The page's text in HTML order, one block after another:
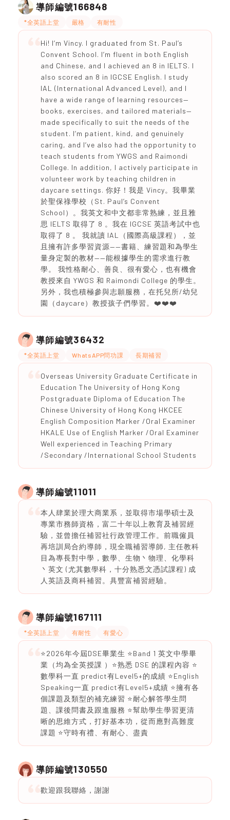
導師編號166848
*全英語上堂 嚴格 有耐性
Hi! I’m Vincy. I graduated from St. Paul’s
Convent School. I’m fluent in both English
and Chinese, and I achieved an 8 in IELTS. I
also scored an 8 in IGCSE English. I study
IAL (International Advanced Level), and I
have a wide range of learning resources—
books, exercises, and tailored materials—
made specifically to suit the needs of the
student. I’m patient, kind, and genuinely
caring, and I’ve also had the opportunity to
teach students from YWGS and Raimondi
College. In addition, I actively participate in
volunteer work by teaching children in
daycare settings. 你好！我是 Vincy。我畢業
於聖保祿學校（St. Paul’s Convent
School）。我英文和中文都非常熟練，並且雅
思 IELTS 取得了 8 。我在 IGCSE 英語考試中也
取得了 8 。 我就讀 IAL（國際高級課程），並
且擁有許多學習資源——書籍、練習題和為學生
量身定製的教材——能根據學生的需求進行教
學。 我性格耐心、善良、很有愛心，也有機會
教授來自 YWGS 和 Raimondi College 的學生。
另外，我也積極參與志願服務，在托兒所/幼兒
園（daycare）教授孩子們學習。❤️❤️❤️
導師編號36432
*全英語上堂 WhatsAPP問功課 長期補習
Overseas University Graduate Certificate in
Education The University of Hong Kong
Postgraduate Diploma of Education The
Chinese University of Hong Kong HKCEE
English Composition Marker /Oral Examiner
HKALE Use of English Marker /Oral Examiner
Well experienced in Teaching Primary
/Secondary /International School Students
導師編號11011
本人肆業於理大商業系，並取得市場學碩士及
專業市務師資格，富二十年以上教育及補習經
驗，並曾擔任補習社行政管理工作。前職僱員
再培訓局合約導師，現全職補習導師, 主任教科
目為專長對中學，數學、生物丶物理、化學科
丶英文 (尤其數學科，十分熟悉文憑試課程) 成
人英語及商科補習。具豐富補習經驗。
導師編號167111
*全英語上堂 有耐性 有愛心
⭐️2026年今屆DSE畢業生 ⭐️Band 1 英文中學畢
業（均為全英授課 ）⭐️熟悉 DSE 的課程內容 ⭐️
數學科一直 predict有Level5+的成績 ⭐️English
Speaking一直 predict有Level5+成績 ⭐️擁有各
個課題及類型的補充練習 ⭐️耐心解答學生問
題、課後問書及跟進服務 ⭐️幫助學生學習更清
晰的思維方式，打好基本功，從而應對高難度
課題 ⭐️守時有禮、有耐心、盡責
導師編號130550
歡迎跟我聯絡，謝謝